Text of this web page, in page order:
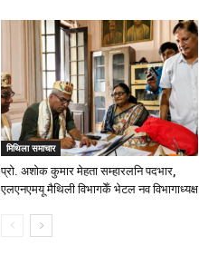
मिथिला समाचार
प्रो. अशोक कुमार मेहता सम्हारलनि पदभार,
एलएनएमयू मैथिली विभागकेँ भेटल नव विभागाध्यक्ष